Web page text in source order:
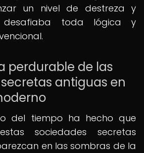
un nivel de destreza y
toda lógica y
perdurable de las
antiguas en
del tiempo ha hecho que
sociedades secretas
en las sombras de la